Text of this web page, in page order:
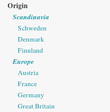
Origin
Scandinavia
Schweden
Denmark
Finnland
Europe
Austria
France
Germany
Great Britain